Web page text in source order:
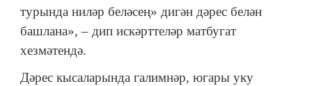
турында ниләр беләсең» дигән дәрес белән
башлана», – дип искәрттеләр матбугат
хезмәтендә.
Дәрес кысаларында галимнәр, югары уку